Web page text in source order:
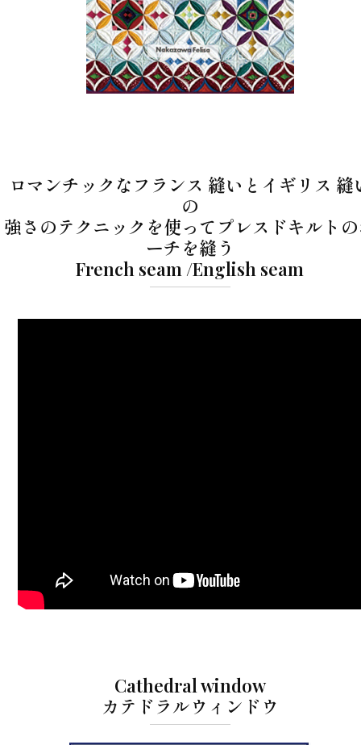
ロマンチックなフランス 縫いとイギリス 縫
の
強さのテクニックを使ってプレスドキルト
ーチを縫う
French seam /English seam
Cathedral window
カテドラルウィンドウ